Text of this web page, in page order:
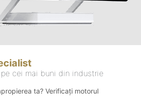
cei mai buni din industrie
ta? Verificați motorul